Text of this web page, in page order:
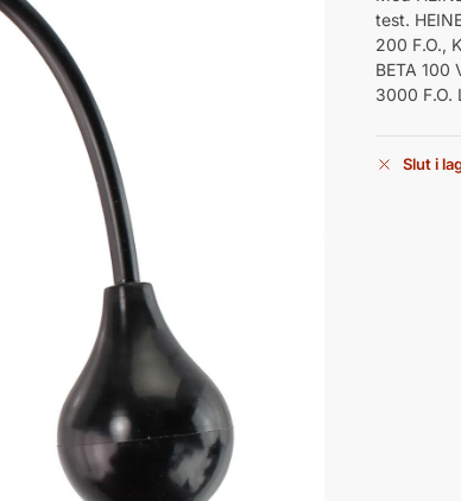
test.
200 F.O.,
BETA 100
3000 F.O.
Slut i